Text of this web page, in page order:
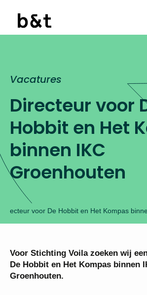
Directeur voor
Hobbit en Het
Kompas binnen
Groenhouten
Vacatures
Directeur voor De Hobbit en Het Kompas
Voor Stichting Voila zoeken wij
voor De Hobbit en Het Kompas
Groenhouten.